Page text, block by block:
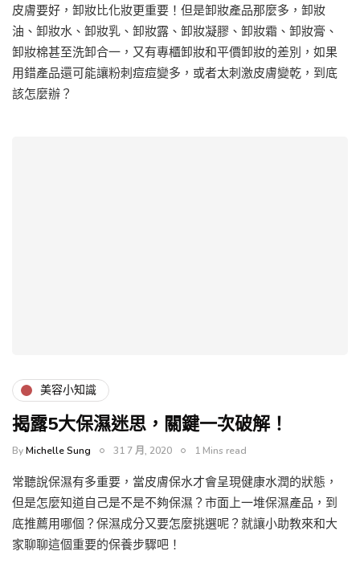
皮膚要好，卸妝比化妝更重要！但是卸妝產品那麼多，卸妝
油、卸妝水、卸妝乳、卸妝露、卸妝凝膠、卸妝霜、卸妝膏、
卸妝棉甚至洗卸合一，又有專櫃卸妝和平價卸妝的差別，如果
用錯產品還可能讓粉刺痘痘變多，或者太刺激皮膚變乾，到底
該怎麼辦？
美容小知識
揭露5大保濕迷思，關鍵一次破解！
ByMichelle Sung 31 7 月, 2020 1 Mins read
常聽說保濕有多重要，當皮膚保水才會呈現健康水潤的狀態，
但是怎麼知道自己是不是不夠保濕？市面上一堆保濕產品，到
底推薦用哪個？保濕成分又要怎麼挑選呢？就讓小助教來和大
家聊聊這個重要的保養步驟吧！